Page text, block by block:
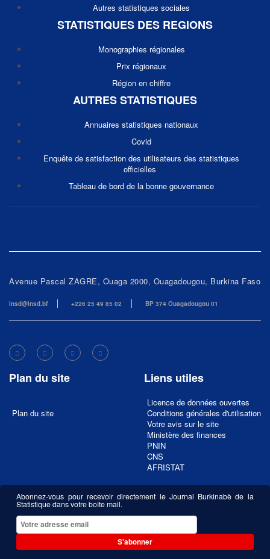
Autres statistiques sociales
STATISTIQUES DES REGIONS
Monographies régionales
Prix régionaux
Région en chiffre
AUTRES STATISTIQUES
Annuaires statistiques nationaux
Covid
Enquête de satisfaction des utilisateurs des statistiques
officielles
Tableau de bord de la bonne gouvernance
Avenue Pascal ZAGRE, Ouaga 2000, Ouagadougou, Burkina Faso
insd@insd.bf +226 25 49 85 02 BP 374 Ouagadougou 01
Plan du site
Plan du site
Liens utiles
Licence de données ouvertes
Conditions générales d'utilisation
Votre avis sur le site
Ministère des finances
PNIN
CNS
AFRISTAT
Abonnez-vous pour recevoir directement le Journal Burkinabè de la
Statistique dans votre boîte mail.
S'abonner